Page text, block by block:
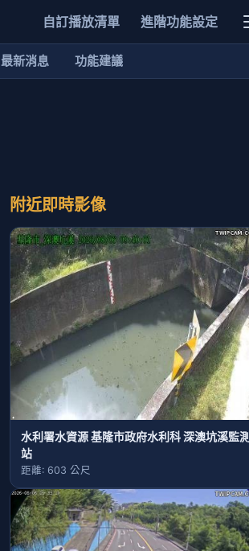
自訂播放清單 進階功能設定
最新消息 功能建議
附近即時影像
水利署水資源 基隆市政府水利科 深澳坑溪監測
站
距離: 603 公尺